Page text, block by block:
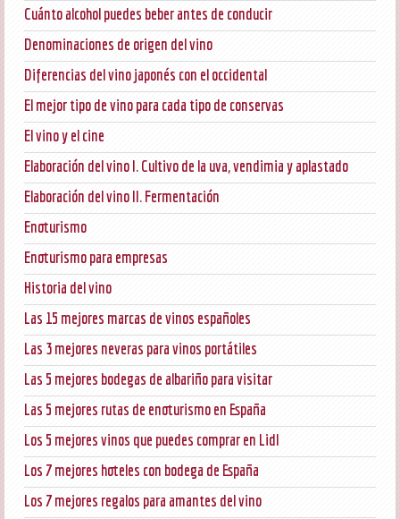
Cuánto alcohol puedes beber antes de conducir
Denominaciones de origen del vino
Diferencias del vino japonés con el occidental
El mejor tipo de vino para cada tipo de conservas
El vino y el cine
Elaboración del vino I. Cultivo de la uva, vendimia y aplastado
Elaboración del vino II. Fermentación
Enoturismo
Enoturismo para empresas
Historia del vino
Las 15 mejores marcas de vinos españoles
Las 3 mejores neveras para vinos portátiles
Las 5 mejores bodegas de albariño para visitar
Las 5 mejores rutas de enoturismo en España
Los 5 mejores vinos que puedes comprar en Lidl
Los 7 mejores hoteles con bodega de España
Los 7 mejores regalos para amantes del vino